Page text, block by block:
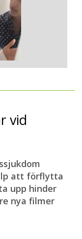
vid
att förflytta
upp hinder
nya filmer